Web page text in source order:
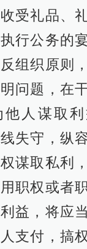
受礼品、
行公务的
组织原则
问题，在
他人谋取
失守，纵
谋取私利
职权或者
益，将应
支付，搞